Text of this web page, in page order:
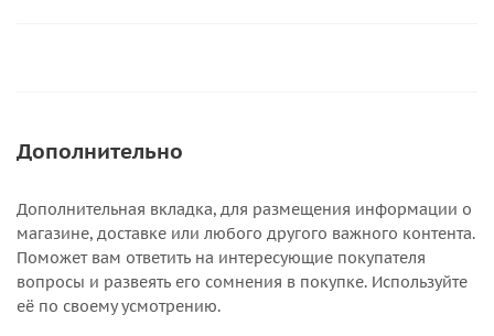
Дополнительно
Дополнительная вкладка, для размещения информации о
магазине, доставке или любого другого важного контента.
Поможет вам ответить на интересующие покупателя
вопросы и развеять его сомнения в покупке. Используйте
её по своему усмотрению.